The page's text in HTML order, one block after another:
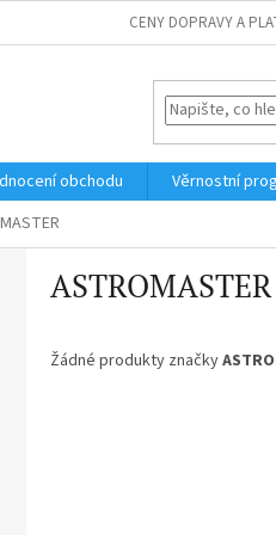
CENY DOPRAVY A
obchodu Věrnostní
ASTROMASTER
Žádné produkty značky